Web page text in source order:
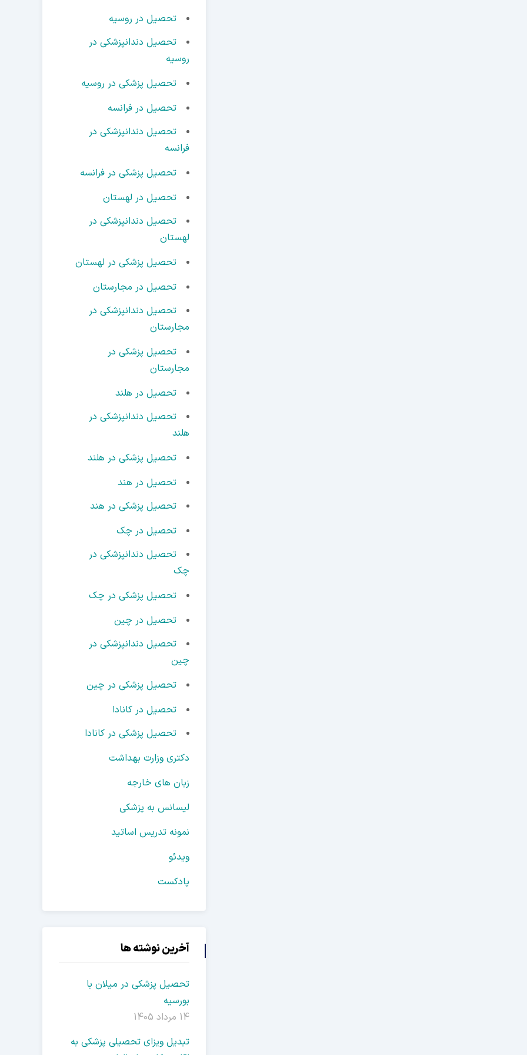
تحصیل در روسیه
تحصیل دندانپزشکی در
روسیه
تحصیل پزشکی در روسیه
تحصیل در فرانسه
تحصیل دندانپزشکی در
فرانسه
تحصیل پزشکی در فرانسه
تحصیل در لهستان
تحصیل دندانپزشکی در
لهستان
تحصیل پزشکی در لهستان
تحصیل در مجارستان
تحصیل دندانپزشکی در
مجارستان
تحصیل پزشکی در
مجارستان
تحصیل در هلند
تحصیل دندانپزشکی در
هلند
تحصیل پزشکی در هلند
تحصیل در هند
تحصیل پزشکی در هند
تحصیل در چک
تحصیل دندانپزشکی در
چک
تحصیل پزشکی در چک
تحصیل در چین
تحصیل دندانپزشکی در
چین
تحصیل پزشکی در چین
تحصیل در کانادا
تحصیل پزشکی در کانادا
دکتری وزارت بهداشت
زبان های خارجه
لیسانس به پزشکی
نمونه تدریس اساتید
ویدئو
پادکست
آخرین نوشته ها
تحصیل پزشکی در میلان با
بورسیه
14 مرداد 1405
تبدیل ویزای تحصیلی پزشکی به